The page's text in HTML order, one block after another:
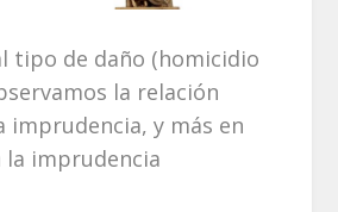
tipo de daño (homicidio
la relación
imprudencia, y más en
imprudencia